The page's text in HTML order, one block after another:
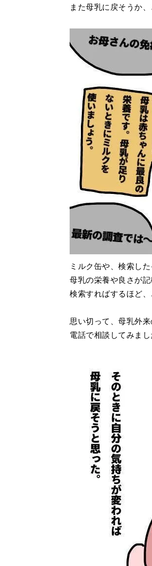
また母乳に戻そうか
ミルク缶や、検索し
母乳の栄養や良さが記
検索すればするほど
思い切って、母乳外
電話で相談してみま